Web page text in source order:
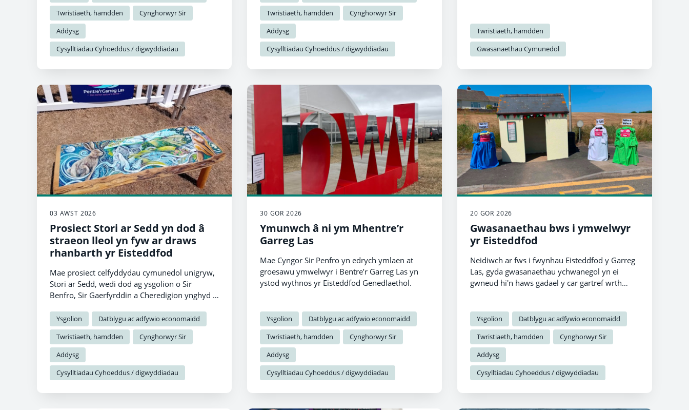
Twristiaeth, hamdden
Cynghorwyr Sir
Addysg
Cysylltiadau Cyhoeddus / digwyddiadau
Twristiaeth, hamdden
Cynghorwyr Sir
Addysg
Cysylltiadau Cyhoeddus / digwyddiadau
Twristiaeth, hamdden
Gwasanaethau Cymunedol
03 AWST 2026
Prosiect Stori ar Sedd yn dod â
straeon lleol yn fyw ar draws
rhanbarth yr Eisteddfod
Mae prosiect celfyddydau cymunedol unigryw,
Stori ar Sedd, wedi dod ag ysgolion o Sir
Benfro, Sir Gaerfyrddin a Cheredigion ynghyd i
chydweithio.
Ysgolion
Datblygu ac adfywio economaidd
Twristiaeth, hamdden
Cynghorwyr Sir
Addysg
Cysylltiadau Cyhoeddus / digwyddiadau
30 GOR 2026
Ymunwch â ni ym Mhentre’r
Garreg Las
Mae Cyngor Sir Penfro yn edrych ymlaen at
groesawu ymwelwyr i Bentre’r Garreg Las yn
ystod wythnos yr Eisteddfod Genedlaethol.
Ysgolion
Datblygu ac adfywio economaidd
Twristiaeth, hamdden
Cynghorwyr Sir
Addysg
Cysylltiadau Cyhoeddus / digwyddiadau
20 GOR 2026
Gwasanaethau bws i ymwelwyr
yr Eisteddfod
Neidiwch ar fws i fwynhau Eisteddfod y Garreg
Las, gyda gwasanaethau ychwanegol yn ei
gwneud hi'n haws gadael y car gartref wrth
Ysgolion
Datblygu ac adfywio economaidd
Twristiaeth, hamdden
Cynghorwyr Sir
Addysg
Cysylltiadau Cyhoeddus / digwyddiadau